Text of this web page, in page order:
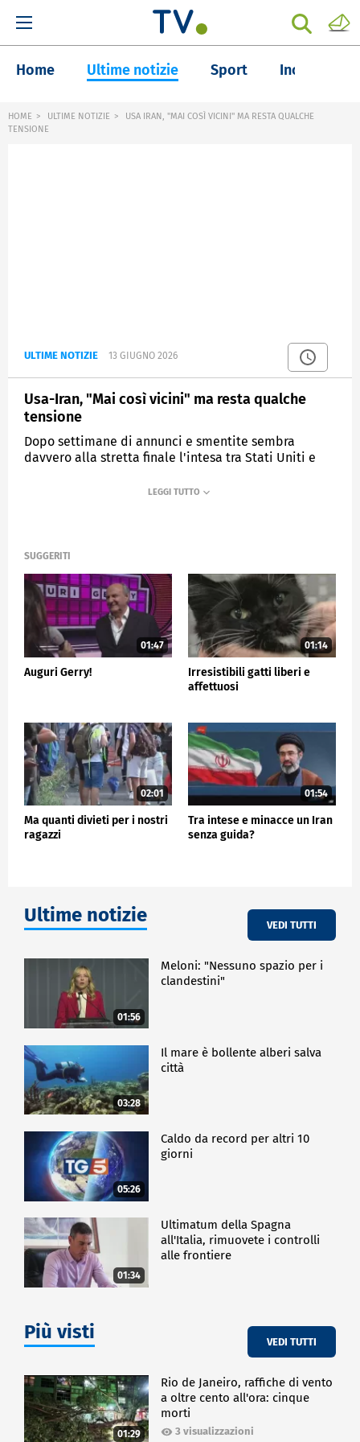
Home Ultime notizie Sport Inchieste
HOME ULTIME NOTIZIE
USA IRAN, "MAI COSÌ VICINI" MA RESTA QUALCHE
TENSIONE
ULTIME NOTIZIE 13 GIUGNO 2026
Usa-Iran, "Mai così vicini" ma resta qualche
tensione
Dopo settimane di annunci e smentite sembra
davvero alla stretta finale l'intesa tra Stati Uniti e
SUGGERITI
01:47
Auguri Gerry!
01:14
Irresistibili gatti liberi e
affettuosi
02:01
Ma quanti divieti per i nostri
ragazzi
01:54
Tra intese e minacce un Iran
senza guida?
Ultime notizie VEDI TUTTI
01:56
Meloni: "Nessuno spazio per i
clandestini"
03:28
Il mare è bollente alberi salva
città
05:26
Caldo da record per altri 10
giorni
01:34
Ultimatum della Spagna
all'Italia, rimuovete i controlli
alle frontiere
Più visti VEDI TUTTI
01:29
Rio de Janeiro, raffiche di vento
a oltre cento all'ora: cinque
morti
3 visualizzazioni